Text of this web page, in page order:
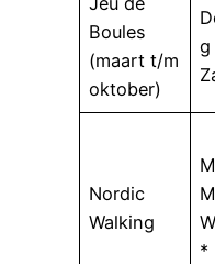
Boules
(maart t/m
oktober)
g
Nordic
Walking
*